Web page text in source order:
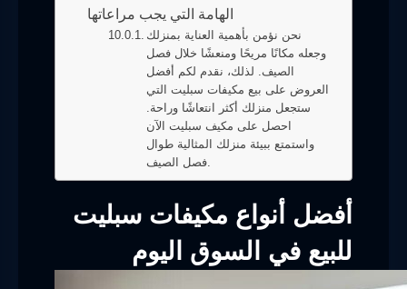
الهامة التي يجب مراعاتها
نحن نؤمن بأهمية العناية بمنزلك
وجعله مكانًا مريحًا ومنعشًا خلال فصل
الصيف. لذلك، نقدم لكم أفضل
العروض على بيع مكيفات سبليت التي
ستجعل منزلك أكثر انتعاشًا وراحة.
احصل على مكيف سبليت الآن
واستمتع ببيئة منزلك المثالية طوال
أفضل أنواع مكيفات سبليت
للبيع في السوق اليوم